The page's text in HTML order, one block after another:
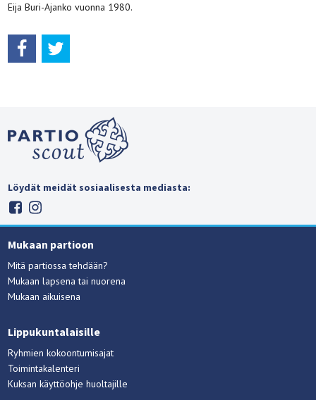
Eija Buri-Ajanko vuonna 1980.
Löydät meidät sosiaalisesta mediasta:
Mukaan partioon
Mitä partiossa tehdään?
Mukaan lapsena tai nuorena
Mukaan aikuisena
Lippukuntalaisille
Ryhmien kokoontumisajat
Toimintakalenteri
Kuksan käyttöohje huoltajille